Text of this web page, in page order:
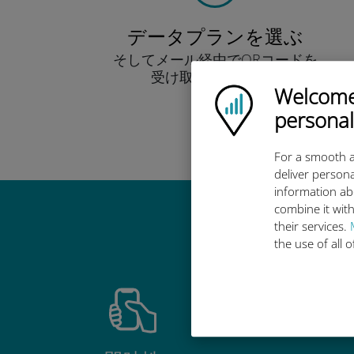
Ubigi logo
For a smooth
deliver
information
combine it
their services.
the use of all
データプランを選ぶ
そしてメール経由でQRコードを
受け取りましょう！
早い！